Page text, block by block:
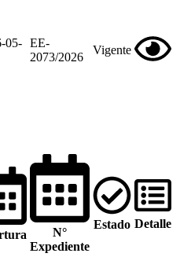
05- EE-
2073/2026
Vigente
N°
Expediente
Estado Detalle